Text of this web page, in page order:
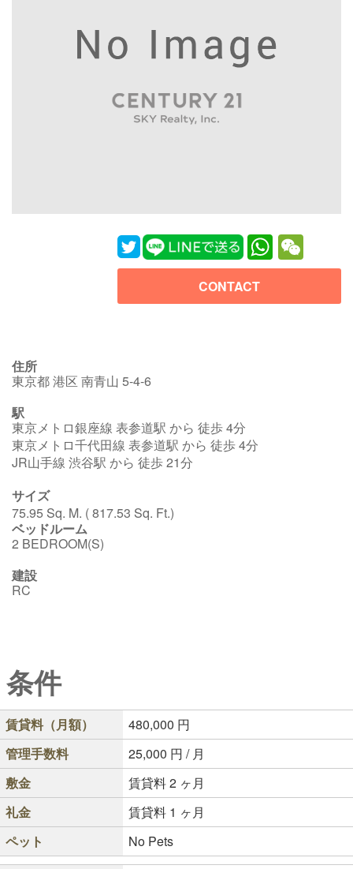
WhatsApp
CONTACT
住所
東京都 港区 南青山 5-4-6
駅
東京メトロ銀座線 表参道駅 から 徒歩 4分
東京メトロ千代田線 表参道駅 から 徒歩 4分
JR山手線 渋谷駅 から 徒歩 21分
サイズ
75.95 Sq. M. ( 817.53 Sq. Ft.)
ベッドルーム
2 BEDROOM(S)
建設
RC
条件
賃貸料（月額） 480,000 円
管理手数料
25,000 円 / 月
敷金
賃貸料 2 ヶ月
礼金
賃貸料 1 ヶ月
ペット
No Pets